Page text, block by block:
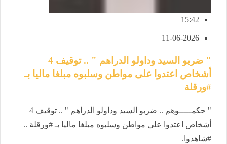
15:42
11-06-2026
" ضربو السيد وداولو الدراهم " .. توقيف 4
أشخاص اعتدوا على مواطن وسلبوه مبلغا ماليا بـ
#ورقلة
" حكمـــــوهم .. ضربو السيد وداولو الدراهم " .. توقيف 4
أشخاص اعتدوا على مواطن وسلبوه مبلغا ماليا بـ #ورقلة ..
#شاهدوا.